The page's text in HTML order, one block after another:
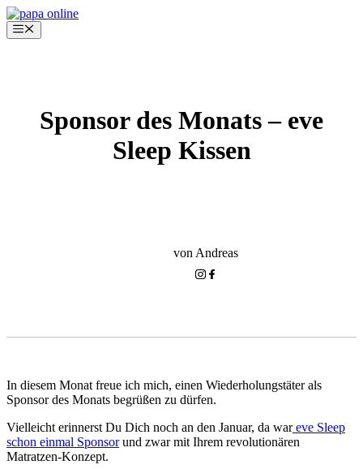
Zum
Inhalt
springen
Menü
Sponsor des Monats – eve
Sleep Kissen
von Andreas
In diesem Monat freue ich mich, einen Wiederholungstäter als
Sponsor des Monats begrüßen zu dürfen.
Vielleicht erinnerst Du Dich noch an den Januar, da wareve Sleep
schon einmal Sponsorund zwar mit Ihrem revolutionären
Matratzen-Konzept.